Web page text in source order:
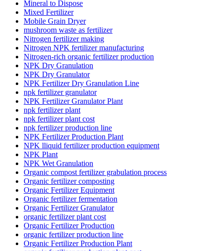
Mineral to Dispose
Mixed Fertilizer
Mobile Grain Dryer
mushroom waste as fertilizer
Nitrogen fertilizer making
Nitrogen NPK fertilizer manufacturing
Nitrogen-rich organic fertilizer production
NPK Dry Granulation
NPK Dry Granulator
NPK Fertilizer Dry Granulation Line
npk fertilizer granulator
NPK Fertilizer Granulator Plant
npk fertilizer plant
npk fertilizer plant cost
npk fertilizer production line
NPK Fertilizer Production Plant
NPK lliquid fertilizer production equipment
NPK Plant
NPK Wet Granulation
Organic compost fertilizer grabulation process
Organic fertilizer composting
Organic Fertilizer Equipment
Organic fertilizer fermentation
Organic Fertilizer Granulator
organic fertilizer plant cost
Organic Fertilizer Production
organic fertilizer production line
Organic Fertilizer Production Plant